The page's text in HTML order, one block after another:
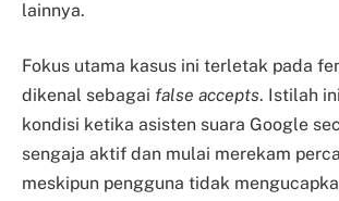
lainnya.
Fokus utama kasus ini terletak pada
dikenal sebagai false accepts. Istilah
kondisi ketika asisten suara Google
sengaja aktif dan mulai merekam
meskipun pengguna tidak